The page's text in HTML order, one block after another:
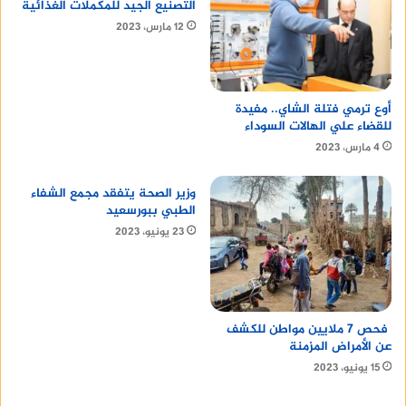
على تركيبة معطرة، إلا أنه خالي من المواد الضارة
ويحافظ على توازن البكتيريا النافعة في المنطقة
الحساسة.
اقرأ أيضا:اعراض سرطان الدم
طريقة استخدام الغسول المهبلي
بغض النظر عن نوع الغسول الذي تختارينه، من المهم
اتباع بعض الإرشادات لضمان الاستخدام الأمثل:
يمكنك استخدام غسول مهبلي مرة واحدة يوميًا
في الصباح أو قبل النوم للحفاظ على نظافة
المنطقة الحساسة، احرصي على اختيار الأنواع
التي تحتوي على تركيبات لطيفة لتجنب جفاف
البشرة أو تهيجها.
أوع ترمي فتلة الشاي.. مفيدة
للقضاء علي الهالات السوداء
4 مارس، 2023
التصنيع الجيد للمكملات الغذائية
12 مارس، 2023
فحص 7 ملايين مواطن للكشف
عن الأمراض المزمنة
15 يونيو، 2023
وزير الصحة يتفقد مجمع الشفاء
الطبي ببورسعيد
23 يونيو، 2023